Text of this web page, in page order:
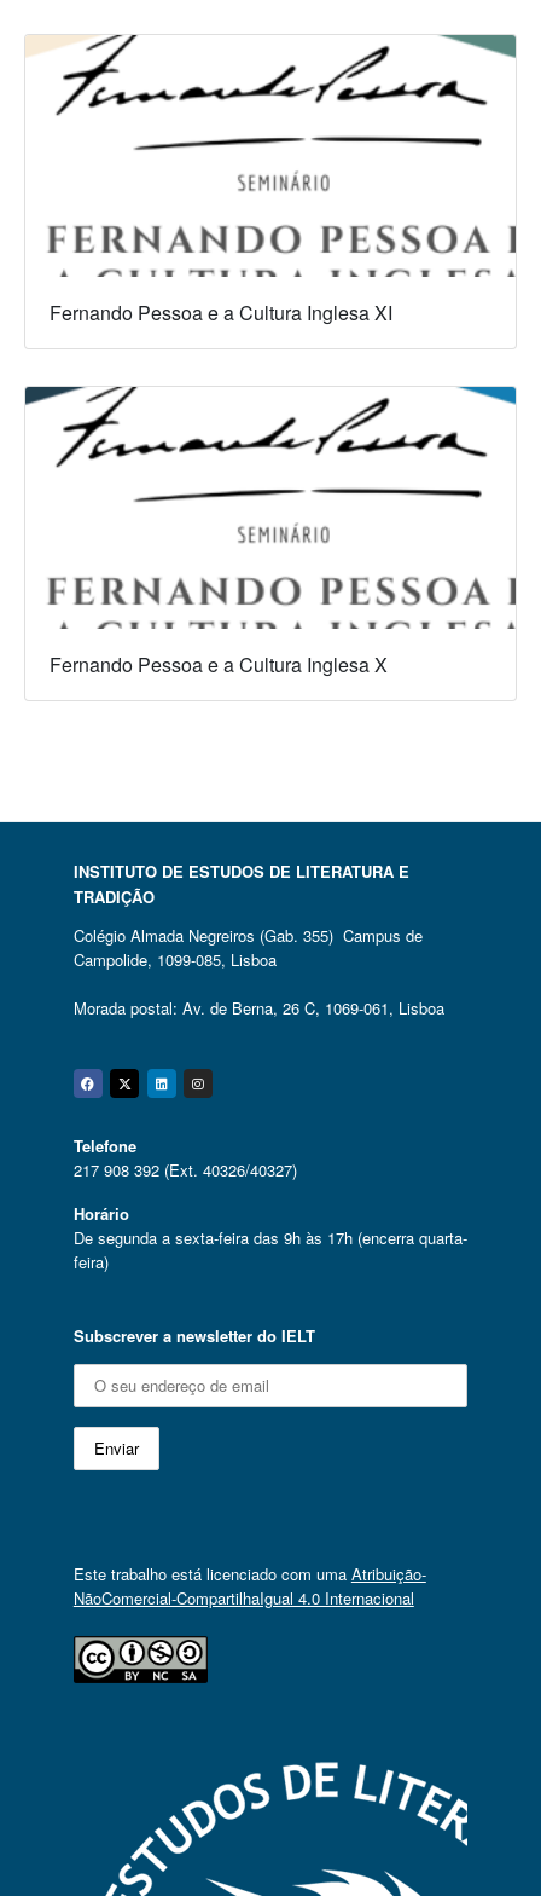
Fernando Pessoa e a Cultura Inglesa XI
Fernando Pessoa e a Cultura Inglesa X
INSTITUTO DE ESTUDOS DE LITERATURA E
TRADIÇÃO
Colégio Almada Negreiros (Gab. 355) Campus de
Campolide, 1099-085, Lisboa
Morada postal: Av. de Berna, 26 C, 1069-061, Lisboa
Facebook
Twitter
Linkedin
Instagram
Telefone
217 908 392 (Ext. 40326/40327)
Horário
De segunda a sexta-feira das 9h às 17h (encerra quarta-
feira)
Subscrever a newsletter do IELT
Este trabalho está licenciado com uma Atribuição-
NãoComercial-CompartilhaIgual 4.0 Internacional